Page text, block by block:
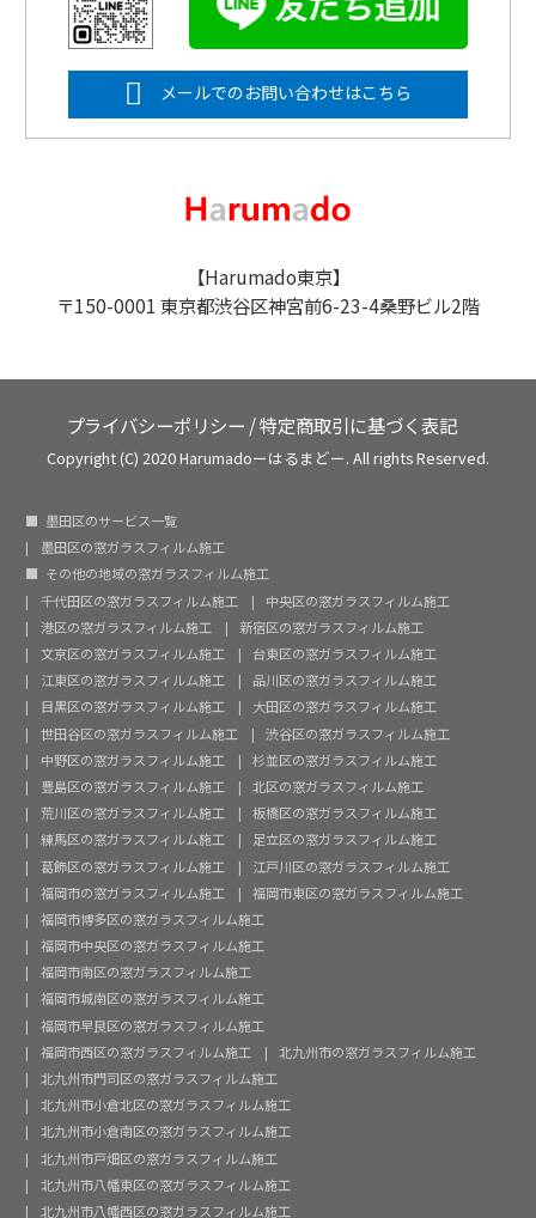
メールでのお問い合わせはこちら
【Harumado東京】
〒150-0001 東京都渋谷区神宮前6-23-4桑野ビル2階
プライバシーポリシー /特定商取引に基づく表記
Copyright (C) 2020 Harumadoーはるまどー. All rights Reserved.
墨田区のサービス一覧
墨田区の窓ガラスフィルム施工
その他の地域の窓ガラスフィルム施工
千代田区の窓ガラスフィルム施工
中央区の窓ガラスフィルム施工
港区の窓ガラスフィルム施工
新宿区の窓ガラスフィルム施工
文京区の窓ガラスフィルム施工
台東区の窓ガラスフィルム施工
江東区の窓ガラスフィルム施工
品川区の窓ガラスフィルム施工
目黒区の窓ガラスフィルム施工
大田区の窓ガラスフィルム施工
世田谷区の窓ガラスフィルム施工
渋谷区の窓ガラスフィルム施工
中野区の窓ガラスフィルム施工
杉並区の窓ガラスフィルム施工
豊島区の窓ガラスフィルム施工
北区の窓ガラスフィルム施工
荒川区の窓ガラスフィルム施工
板橋区の窓ガラスフィルム施工
練馬区の窓ガラスフィルム施工
足立区の窓ガラスフィルム施工
葛飾区の窓ガラスフィルム施工
江戸川区の窓ガラスフィルム施工
福岡市の窓ガラスフィルム施工
福岡市東区の窓ガラスフィルム施工
福岡市博多区の窓ガラスフィルム施工
福岡市中央区の窓ガラスフィルム施工
福岡市南区の窓ガラスフィルム施工
福岡市城南区の窓ガラスフィルム施工
福岡市早良区の窓ガラスフィルム施工
福岡市西区の窓ガラスフィルム施工
北九州市の窓ガラスフィルム施工
北九州市門司区の窓ガラスフィルム施工
北九州市小倉北区の窓ガラスフィルム施工
北九州市小倉南区の窓ガラスフィルム施工
北九州市戸畑区の窓ガラスフィルム施工
北九州市八幡東区の窓ガラスフィルム施工
北九州市八幡西区の窓ガラスフィルム施工